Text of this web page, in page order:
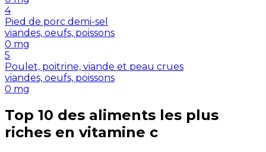
4
Pied de porc demi-sel
viandes, oeufs, poissons
0 mg
5
Poulet, poitrine, viande et peau crues
viandes, oeufs, poissons
0 mg
Top 10 des aliments les plus
riches en vitamine c